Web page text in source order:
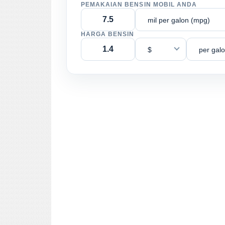
PEMAKAIAN BENSIN MOBIL ANDA
mil per galon (mpg)
HARGA BENSIN
$ per